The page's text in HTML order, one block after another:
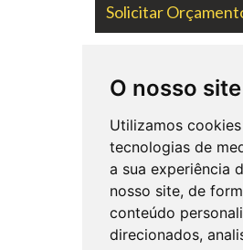
O nosso
Utilizamos
tecnologias de
a sua experiência
nosso site, de
conteúdo
direcionados,
Solicitar
Displays Digitais
Solicitar
Bandeiras
Solicitar Orçamento